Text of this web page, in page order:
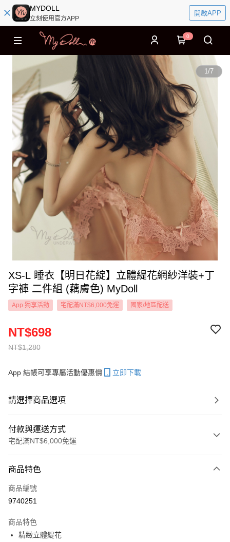
MYDOLL
立刻使用官方APP
開啟APP
0
1/7
XS-L 睡衣【明日花綻】立體緹花網紗洋裝+丁
字褲 二件組 (藕膚色) MyDoll
App 獨享活動 宅配滿NT$6,000免運 國家/地區配送
NT$1,280
NT$698
App 結帳可享專屬活動優惠價 立即下載
請選擇商品選項
付款與運送方式
宅配滿NT$6,000免運
信用卡一次付款
信用卡分期付款
合作金庫商業銀行
華南商業銀行
超商取貨付款
商品特色
商品編號
9740251
商品特色
精緻立體緹花